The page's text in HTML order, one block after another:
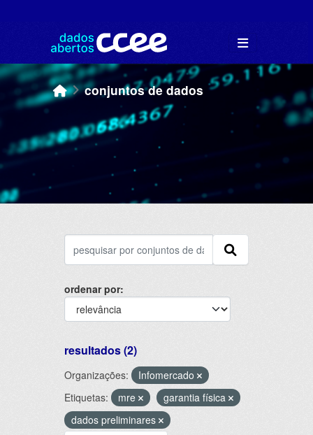
conjuntos de dados
ordenar por
resultados (2)
Organizações:
Infomercado
Etiquetas:
mre
garantia física
dados preliminares